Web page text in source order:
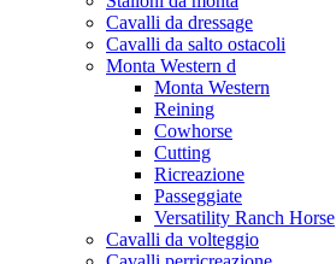
Cavalli da dressage
Cavalli da salto ostacoli
Monta Western d
Monta Western
Reining
Cowhorse
Cutting
Ricreazione
Passeggiate
Versatility Ranch Horse
Cavalli da volteggio